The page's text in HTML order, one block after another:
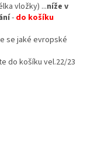
vložky) ...níže v
- do košíku
se jaké evropské
do košíku vel.22/23